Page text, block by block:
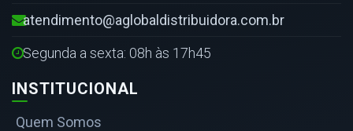
atendimento@aglobaldistribuidora.com.br
Segunda a sexta: 08h às 17h45
INSTITUCIONAL
Quem Somos